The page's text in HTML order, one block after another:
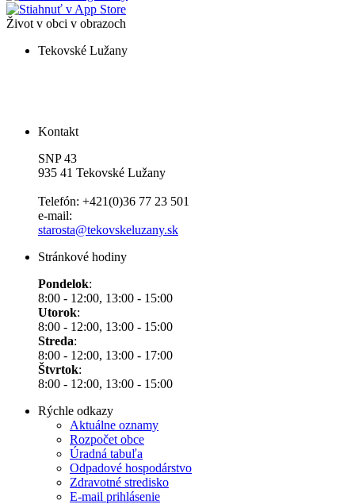
Život v obci v obrazoch
Tekovské Lužany
Kontakt
SNP 43
935 41 Tekovské Lužany
Telefón: +421(0)36 77 23 501
e-mail:
starosta@tekovskeluzany.sk
Stránkové hodiny
Pondelok:
8:00 - 12:00, 13:00 - 15:00
Utorok:
8:00 - 12:00, 13:00 - 15:00
Streda:
8:00 - 12:00, 13:00 - 17:00
Štvrtok:
8:00 - 12:00, 13:00 - 15:00
Rýchle odkazy
Aktuálne oznamy
Rozpočet obce
Úradná tabuľa
Odpadové hospodárstvo
Zdravotné stredisko
E-mail prihlásenie